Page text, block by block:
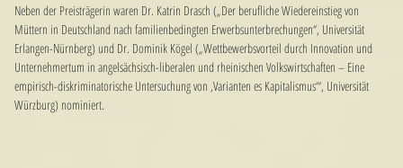
Neben der Preisträgerin waren Dr. Katrin Drasch („Der berufliche Wiedereinstieg von
Müttern in Deutschland nach familienbedingten Erwerbsunterbrechungen“, Universität
Erlangen-Nürnberg) und Dr. Dominik Kögel („Wettbewerbsvorteil durch Innovation und
Unternehmertum in angelsächsisch-liberalen und rheinischen Volkswirtschaften – Eine
empirisch-diskriminatorische Untersuchung von ‚Varianten es Kapitalismus‘“, Universität
Würzburg) nominiert.